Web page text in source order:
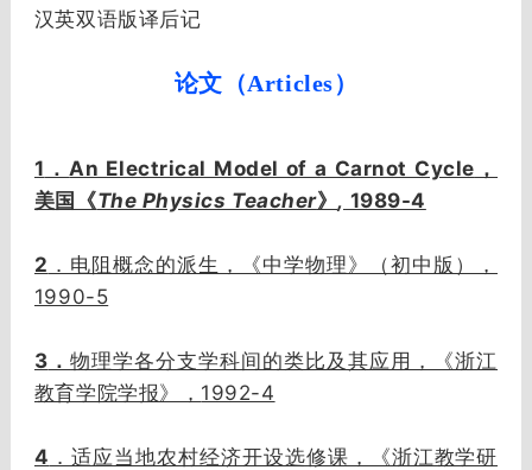
汉英双语版译后记
论文（Articles）
1 ． An Electrical Model of a Carnot Cycle ，
美国《The Physics Teacher》 , 1989-4
2 ．电阻概念的派生，《中学物理》（初中版），
1990-5
3 ．物理学各分支学科间的类比及其应用，《浙江
教育学院学报》， 1992-4
4 ．适应当地农村经济开设选修课，《浙江教学研